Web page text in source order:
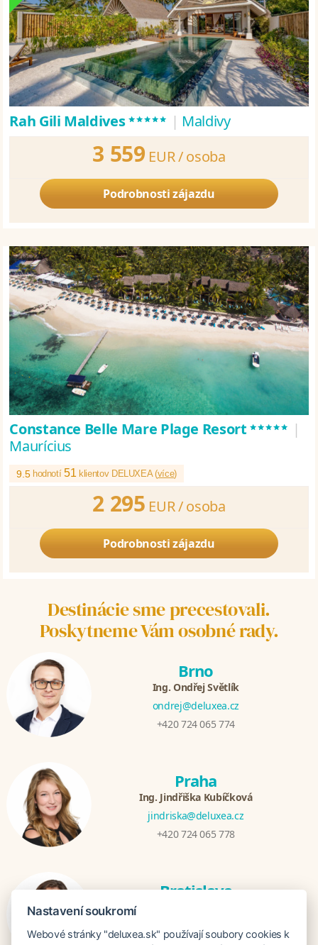
Rah Gili Maldives***** | Maldivy
3 559 EUR /osoba
Podrobnosti zájazdu
Constance Belle Mare Plage Resort***** |
Maurícius
9.5 hodnotí51klientov DELUXEA (více)
2 295 EUR /osoba
Podrobnosti zájazdu
Destinácie sme precestovali.
Poskytneme Vám osobné rady.
Brno
Ing. Ondřej Světlík
ondrej@deluxea.cz
+420 724 065 774
Praha
Ing. Jindřiška Kubíčková
jindriska@deluxea.cz
+420 724 065 778
Bratislava
Nastavení soukromí
Webové stránky "deluxea.sk" používají soubory cookies k